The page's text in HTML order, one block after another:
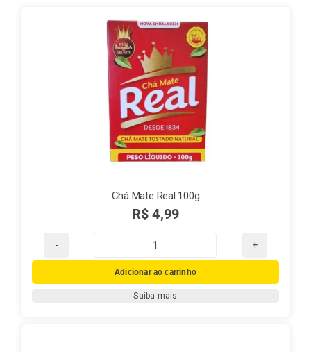
Exportação
Blog
Chá Mate Real 100g
R$ 4,99
Chá
Mate
Real
Adicionar ao carrinho
Saiba mais